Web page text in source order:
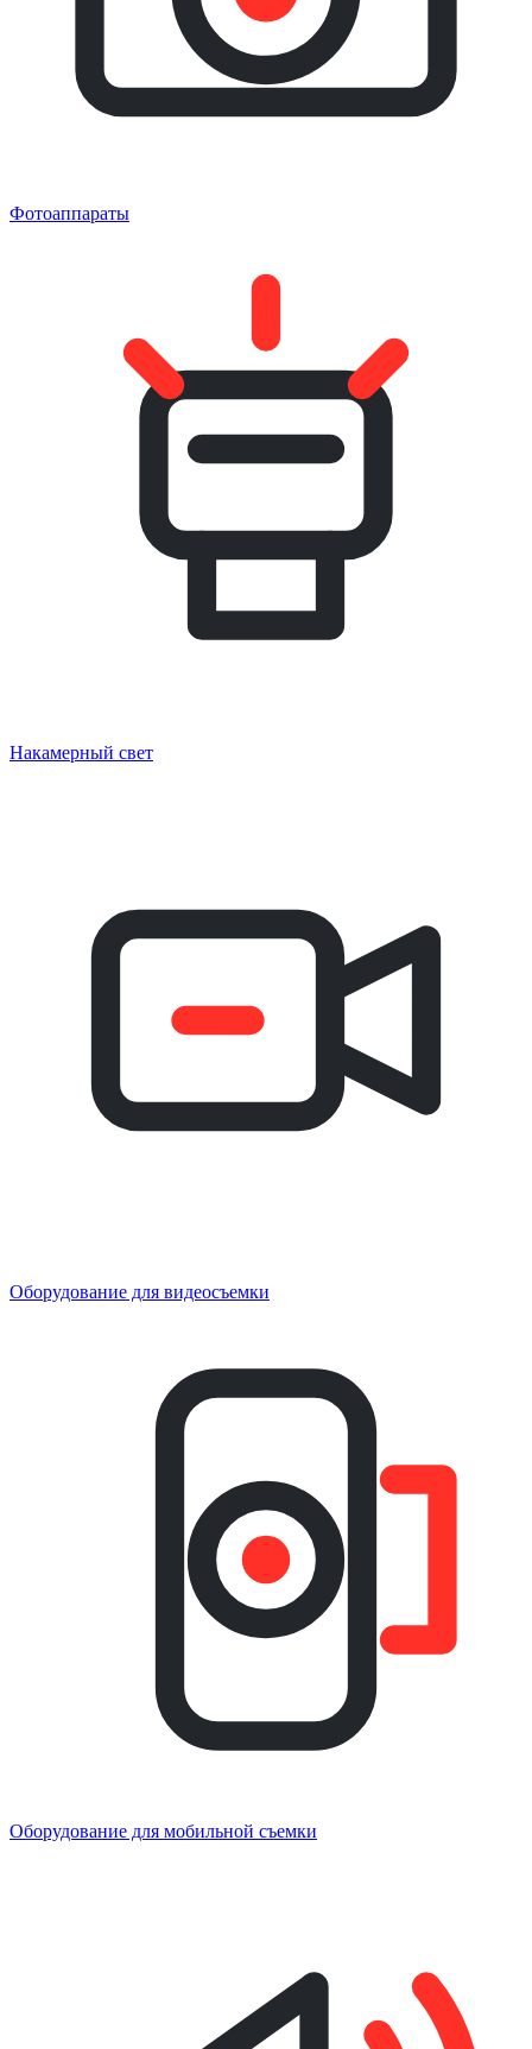
Фотоаппараты
Накамерный свет
Оборудование для видеосъемки
Оборудование для мобильной съемки